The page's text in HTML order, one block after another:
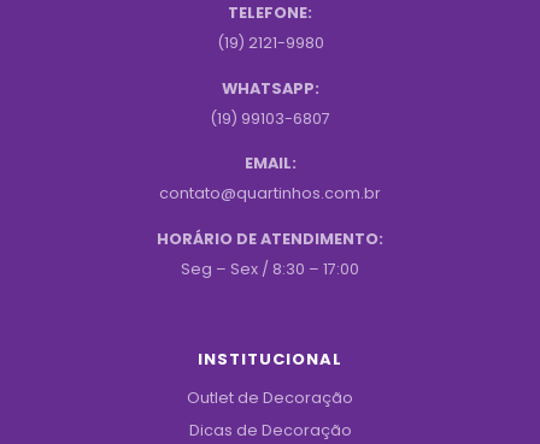
TELEFONE:
(19) 2121-9980
WHATSAPP:
(19) 99103-6807
EMAIL:
contato@quartinhos.com.br
HORÁRIO DE ATENDIMENTO:
Seg – Sex / 8:30 – 17:00
INSTITUCIONAL
Outlet de Decoração
Dicas de Decoração